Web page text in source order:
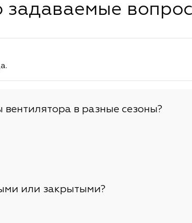
задаваемые
вентилятора в разные сезоны?
или закрытыми?